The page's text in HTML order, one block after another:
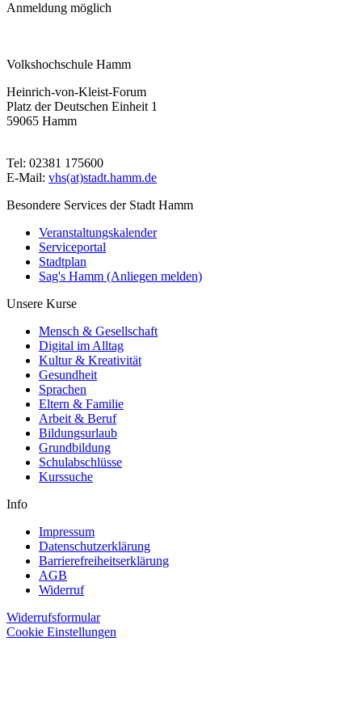
Anmeldung möglich
Volkshochschule Hamm
Heinrich-von-Kleist-Forum
Platz der Deutschen Einheit 1
59065 Hamm
Tel: 02381 175600
E-Mail: vhs(at)stadt.hamm.de
Besondere Services der Stadt Hamm
Veranstaltungskalender
Serviceportal
Stadtplan
Sag's Hamm (Anliegen melden)
Unsere Kurse
Mensch & Gesellschaft
Digital im Alltag
Kultur & Kreativität
Gesundheit
Sprachen
Eltern & Familie
Arbeit & Beruf
Bildungsurlaub
Grundbildung
Schulabschlüsse
Kurssuche
Info
Impressum
Datenschutzerklärung
Barrierefreiheitserklärung
AGB
Widerruf
Widerrufsformular
Cookie Einstellungen